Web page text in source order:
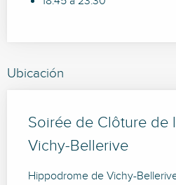
Ubicación
Soirée de Clôture de
Vichy-Bellerive
Hippodrome de Vichy-